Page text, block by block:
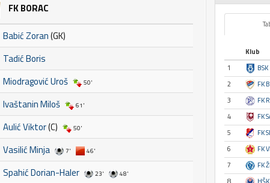
FK BORAC
Babić Zoran(GK)
Tadić Boris
Miodragović Uroš 50'
Ivaštanin Miloš 61'
Aulić Viktor(C) 50'
Vasilić Minja 7' 46'
Spahić Dorian-Haler 23' 48'
Klub
1
BSK
2
FK
3
FK
4
FK
5
FK
6
FK
7
FK